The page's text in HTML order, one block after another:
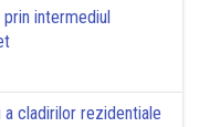
intermediul
cladirilor rezidentiale